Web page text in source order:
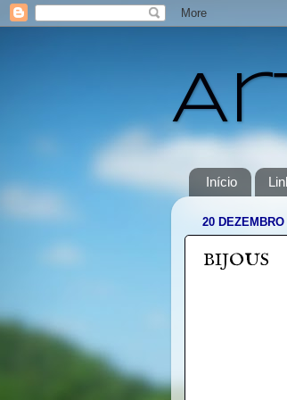
Início
20 DEZEMBRO
BIJOUS